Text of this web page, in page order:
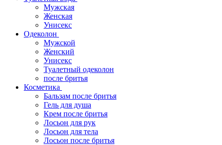
Мужская
Женская
Унисекс
Одеколон
Мужской
Женский
Унисекс
Туалетный одеколон
после бритья
Косметика
Бальзам после бритья
Гель для душа
Крем после бритья
Лосьон для рук
Лосьон для тела
Лосьон после бритья